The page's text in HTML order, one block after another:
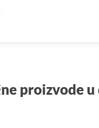
proizvode